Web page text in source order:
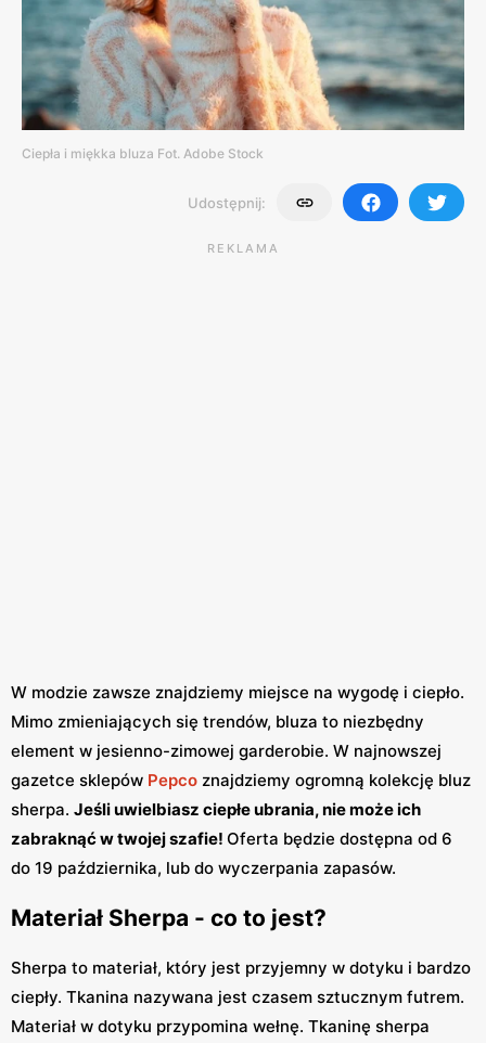
Ciepła i miękka bluza Fot. Adobe Stock
Udostępnij:
REKLAMA
W modzie zawsze znajdziemy miejsce na wygodę i ciepło.
Mimo zmieniających się trendów, bluza to niezbędny
element w jesienno-zimowej garderobie. W najnowszej
gazetce sklepów Pepco znajdziemy ogromną kolekcję bluz
sherpa. Jeśli uwielbiasz ciepłe ubrania, nie może ich
zabraknąć w twojej szafie! Oferta będzie dostępna od 6
do 19 października, lub do wyczerpania zapasów.
Materiał Sherpa - co to jest?
Sherpa to materiał, który jest przyjemny w dotyku i bardzo
ciepły. Tkanina nazywana jest czasem sztucznym futrem.
Materiał w dotyku przypomina wełnę. Tkaninę sherpa